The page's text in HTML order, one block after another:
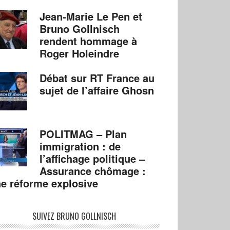
Jean-Marie Le Pen et
Bruno Gollnisch
rendent hommage à
Roger Holeindre
Débat sur RT France au
sujet de l’affaire Ghosn
POLITMAG – Plan
immigration : de
l’affichage politique –
Assurance chômage :
réforme explosive
SUIVEZ BRUNO GOLLNISCH